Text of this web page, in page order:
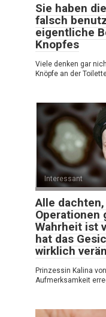
Sie haben
falsch
eigentliche
Knopfes
Viele denken gar
Knöpfe an der
Interessant
Alle
Operationen
Wahrheit ist
hat das
wirklich
Prinzessin Kalina
Aufmerksamkeit